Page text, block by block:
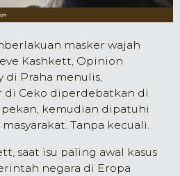
masker wajah
Kashkett, Opinion
di Praha menulis,
di Ceko diperdebatkan di
pekan, kemudian dipatuhi
Tanpa kecuali.
saat isu paling awal kasus
negara di Eropa